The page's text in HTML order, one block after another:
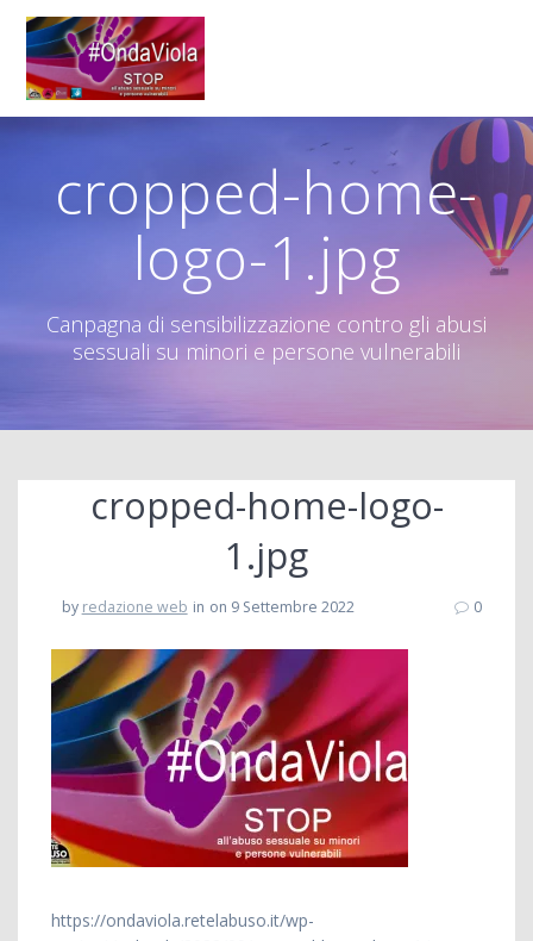
cropped-home-
logo-1.jpg
Canpagna di sensibilizzazione contro gli abusi
sessuali su minori e persone vulnerabili
cropped-home-logo-
1.jpg
by redazione web in on 9 Settembre 2022 0
https://ondaviola.retelabuso.it/wp-